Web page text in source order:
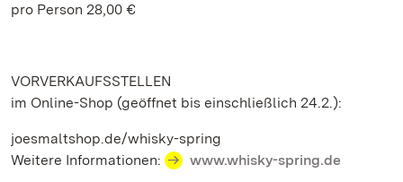
pro Person 28,00 €
VORVERKAUFSSTELLEN
im Online-Shop (geöffnet bis einschließlich 24.2.):
joesmaltshop.de/whisky-spring
Weitere Informationen:
www.whisky-spring.de